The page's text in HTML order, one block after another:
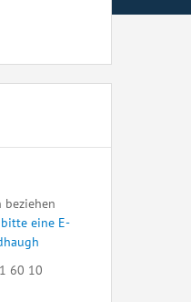
beziehen
eine E-
60 10